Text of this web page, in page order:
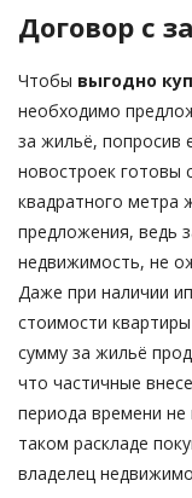
Договор с
Чтобы выгодно
необходимо
за жильё, попросив
новостроек готовы
квадратного метра
предложения, ведь
недвижимость, не
Даже при наличии
стоимости
сумму за жильё
что частичные
периода времени не
таком раскладе
владелец